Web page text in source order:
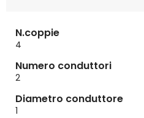
N.coppie
4
Numero conduttori
2
Diametro conduttore
1